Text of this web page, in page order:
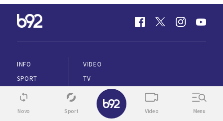
INFO
SPORT
BIZ
ŽIVOT
VIDEO
TV
ENGLISH
VREME
Novo Sport Video Menu
✕